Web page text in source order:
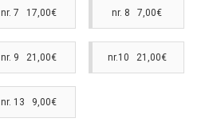
nr. 7 17,00€ nr. 8 7,00€
nr. 9 21,00€ nr.10 21,00€
nr. 13 9,00€